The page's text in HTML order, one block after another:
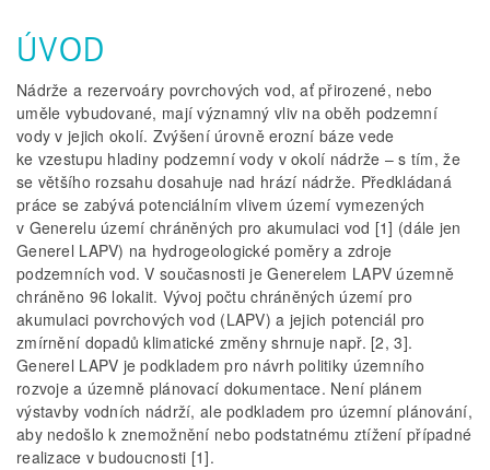
ÚVOD
Nádrže a rezervoáry povrchových vod, ať přirozené, nebo
uměle vybudované, mají významný vliv na oběh podzemní
vody v jejich okolí. Zvýšení úrovně erozní báze vede
ke vzestupu hladiny podzemní vody v okolí nádrže – s tím, že
se většího rozsahu dosahuje nad hrází nádrže. Předkládaná
práce se zabývá potenciálním vlivem území vymezených
v Generelu území chráněných pro akumulaci vod [1] (dále jen
Generel LAPV) na hydrogeologické poměry a zdroje
podzemních vod. V současnosti je Generelem LAPV územně
chráněno 96 lokalit. Vývoj počtu chráněných území pro
akumulaci povrchových vod (LAPV) a jejich potenciál pro
zmírnění dopadů klimatické změny shrnuje např. [2, 3].
Generel LAPV je podkladem pro návrh politiky územního
rozvoje a územně plánovací dokumentace. Není plánem
výstavby vodních nádrží, ale podkladem pro územní plánování,
aby nedošlo k znemožnění nebo podstatnému ztížení případné
realizace v budoucnosti [1].